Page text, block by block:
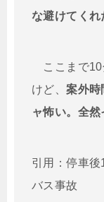
な避けてくれ
ここまで10
けど、案外時
ャ怖い。全
引用：停車
バス事故